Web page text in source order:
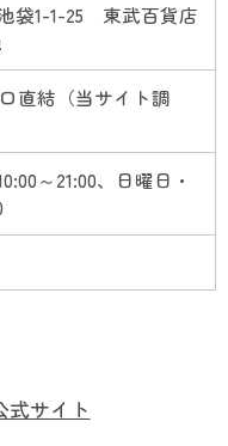
袋1-1-25 東武百貨店
直結（当サイト調
～21:00、日曜日・
式サイト